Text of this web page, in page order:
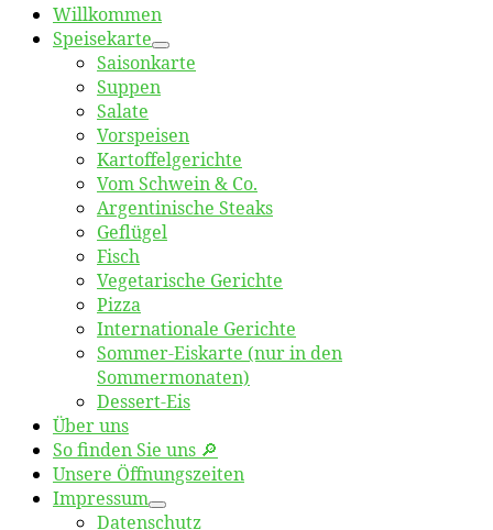
Willkommen
Speisekarte
Saisonkarte
Suppen
Salate
Vorspeisen
Kartoffelgerichte
Vom Schwein & Co.
Argentinische Steaks
Geflügel
Fisch
Vegetarische Gerichte
Pizza
Internationale Gerichte
Sommer-Eiskarte (nur in den
Sommermonaten)
Dessert-Eis
Über uns
So finden Sie uns 🔎
Unsere Öffnungszeiten
Impressum
Datenschutz